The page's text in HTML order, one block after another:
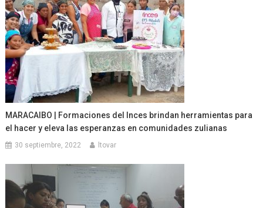
MARACAIBO | Formaciones del Inces brindan herramientas para
el hacer y eleva las esperanzas en comunidades zulianas
30 septiembre, 2022 ltovar